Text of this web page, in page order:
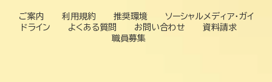
ご案内 利用規約 推奨環境
ソーシャルメディア・ガイ
ドライン
よくある質問 お問い合わせ
資料請求
職員募集